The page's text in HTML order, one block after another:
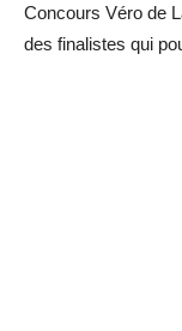
Concours Véro de
des finalistes qui